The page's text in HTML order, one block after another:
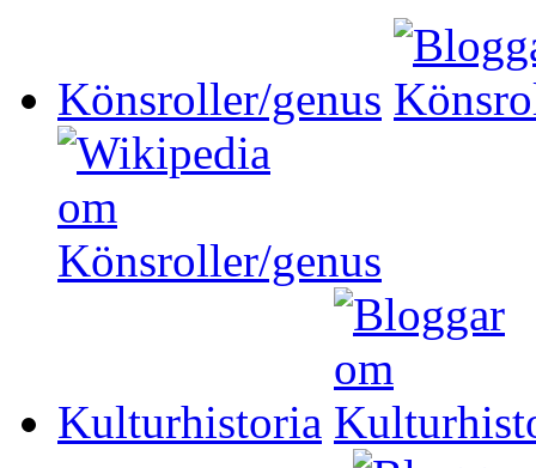
Könsroller/genus
Kulturhistoria